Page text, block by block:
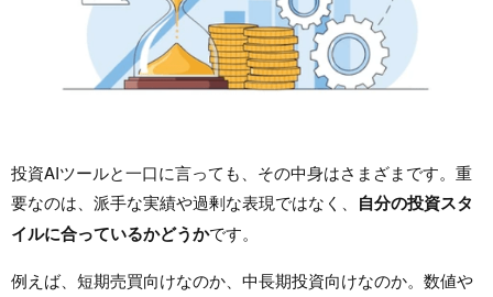
投資AIツールと一口に言っても、その中身はさまざまです。重
要なのは、派手な実績や過剰な表現ではなく、 自分の投資スタ
イルに合っているかどうかです。
例えば、短期売買向けなのか、中長期投資向けなのか。数値や